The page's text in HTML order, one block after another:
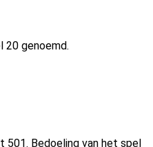
20 genoemd.
501. Bedoeling van het spel